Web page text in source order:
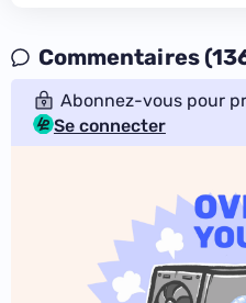
Commentaires
Abonnez-vous pour
Se connecter